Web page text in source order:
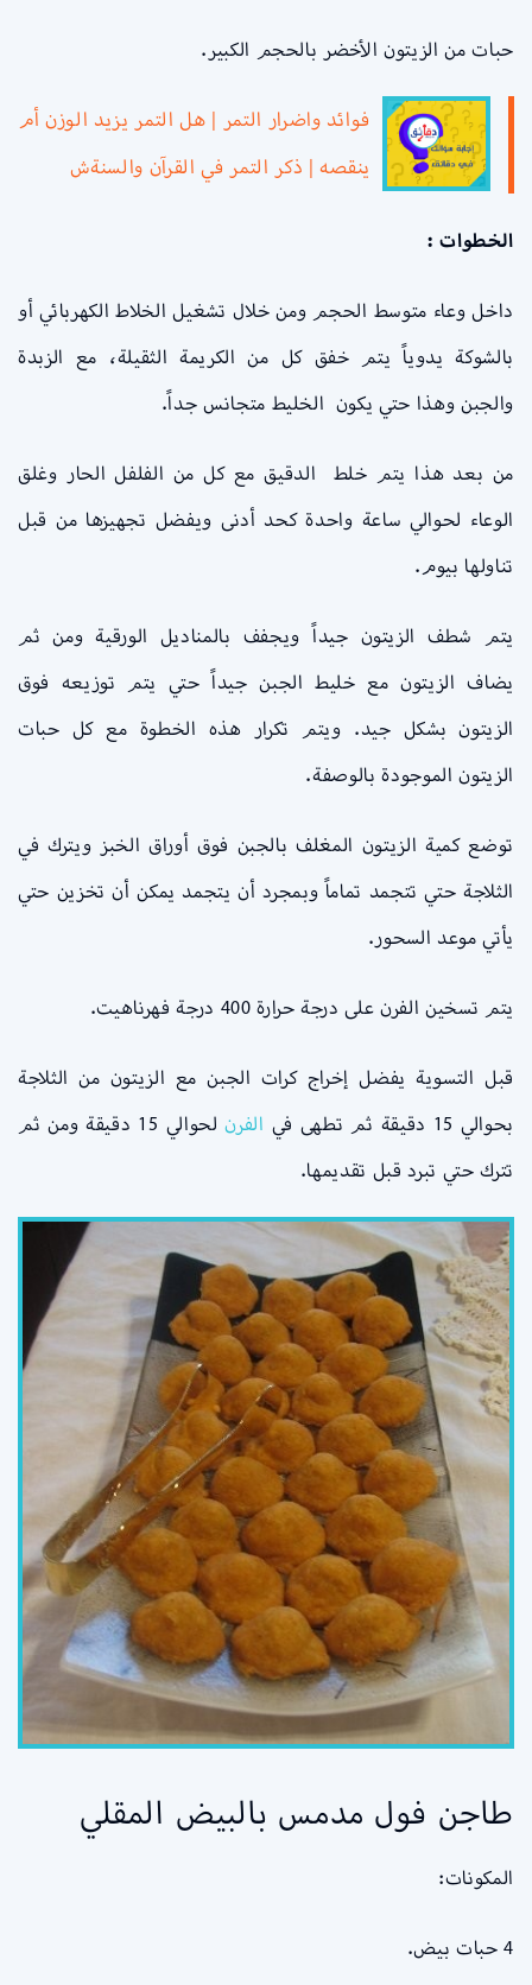
حبات من الزيتون الأخضر بالحجم الكبير.
فوائد واضرار التمر | هل التمر يزيد الوزن أم
ينقصه | ذكر التمر في القرآن والسنةش
الخطوات :
داخل وعاء متوسط الحجم ومن خلال تشغيل الخلاط الكهربائي أو
بالشوكة يدوياً يتم خفق كل من الكريمة الثقيلة، مع الزبدة
والجبن وهذا حتي يكون الخليط متجانس جداً.
من بعد هذا يتم خلط الدقيق مع كل من الفلفل الحار وغلق
الوعاء لحوالي ساعة واحدة كحد أدنى ويفضل تجهيزها من قبل
تناولها بيوم.
يتم شطف الزيتون جيداً ويجفف بالمناديل الورقية ومن ثم
يضاف الزيتون مع خليط الجبن جيداً حتي يتم توزيعه فوق
الزيتون بشكل جيد. ويتم تكرار هذه الخطوة مع كل حبات
الزيتون الموجودة بالوصفة.
توضع كمية الزيتون المغلف بالجبن فوق أوراق الخبز ويترك في
الثلاجة حتي تتجمد تماماً وبمجرد أن يتجمد يمكن أن تخزين حتي
يأتي موعد السحور.
يتم تسخين الفرن على درجة حرارة 400 درجة فهرناهيت.
قبل التسوية يفضل إخراج كرات الجبن مع الزيتون من الثلاجة
بحوالي 15 دقيقة ثم تطهى في
الفرن
لحوالي 15 دقيقة ومن ثم
تترك حتي تبرد قبل تقديمها.
طاجن فول مدمس بالبيض المقلي
المكونات:
4 حبات بيض.